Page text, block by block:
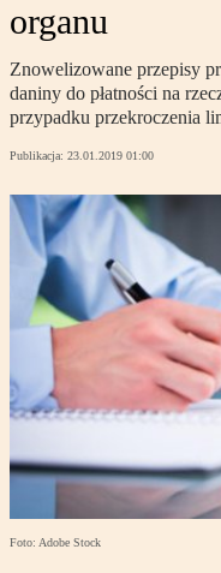
organu
Znowelizowane przepisy
daniny do płatności na
przypadku przekroczenia
Publikacja: 23.01.2019 01:00
Foto: Adobe Stock